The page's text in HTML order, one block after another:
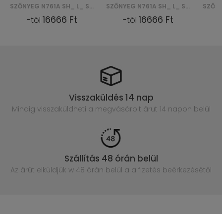
SZŐNYEG N761A SH_ L_ SAHARA - KREMOWY, BRĄZOWY
-tól 16666 Ft
SZŐNYEG N761A SH_ L_ SAHARA - KREMOWY, BEŻOWY
-tól16666 Ft
Visszaküldés 14 nap
Mindig visszaküldheti a megvásárolt árut 14 napon belül
Szállítás 48 órán belül
Az árút elküldjük w 48 órán belül a a fizetés beérkezésétől